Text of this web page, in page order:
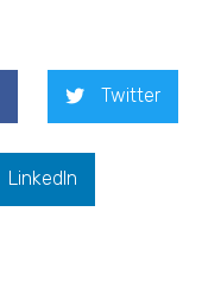
Twitter
LinkedIn